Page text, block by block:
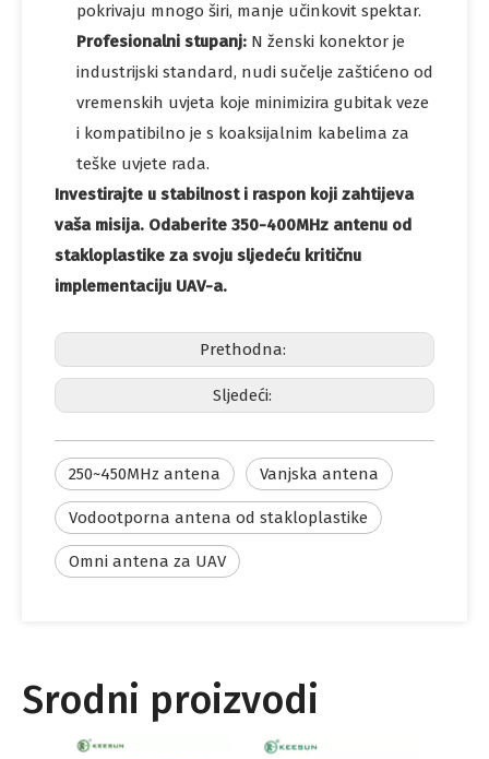
pokrivaju mnogo širi, manje učinkovit spektar.
Profesionalni stupanj: N ženski konektor je
industrijski standard, nudi sučelje zaštićeno od
vremenskih uvjeta koje minimizira gubitak veze
i kompatibilno je s koaksijalnim kabelima za
teške uvjete rada.
Investirajte u stabilnost i raspon koji zahtijeva
vaša misija. Odaberite 350-400MHz antenu od
stakloplastike za svoju sljedeću kritičnu
implementaciju UAV-a.
Prethodna:
Sljedeći:
250~450MHz antena Vanjska antena
Vodootporna antena od stakloplastike
Omni antena za UAV
Srodni proizvodi